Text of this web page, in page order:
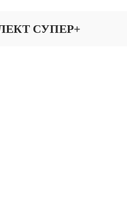
СУПЕР+